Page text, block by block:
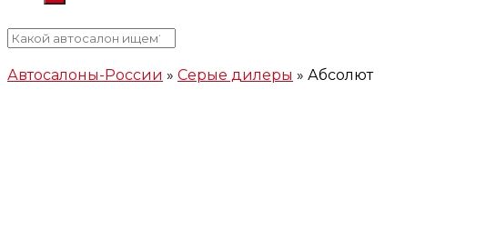
Автосалоны-России » Серые дилеры » Абсолют